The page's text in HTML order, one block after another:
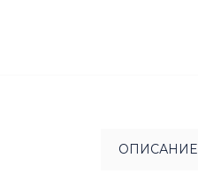
ОПИСАНИЕ